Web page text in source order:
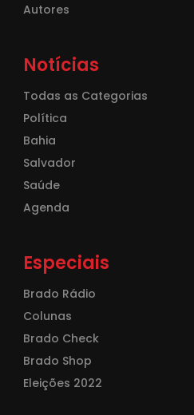
Autores
Notícias
Todas as Categorias
Política
Bahia
Salvador
Saúde
Agenda
Especiais
Brado Rádio
Colunas
Brado Check
Brado Shop
Eleições 2022